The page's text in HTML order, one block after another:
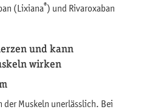
(Lixiana®) und Rivaroxaban
und kann
wirken
Muskeln unerlässlich. Bei